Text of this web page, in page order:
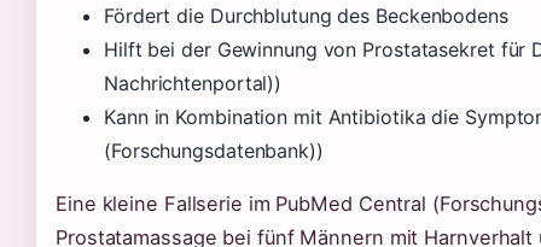
Fördert die Durchblutung des Beckenbodens
Hilft bei der Gewinnung von Prostatasekret für
Nachrichtenportal))
Kann in Kombination mit Antibiotika die
(Forschungsdatenbank))
Eine kleine Fallserie im PubMed Central
Prostatamassage bei fünf Männern mit